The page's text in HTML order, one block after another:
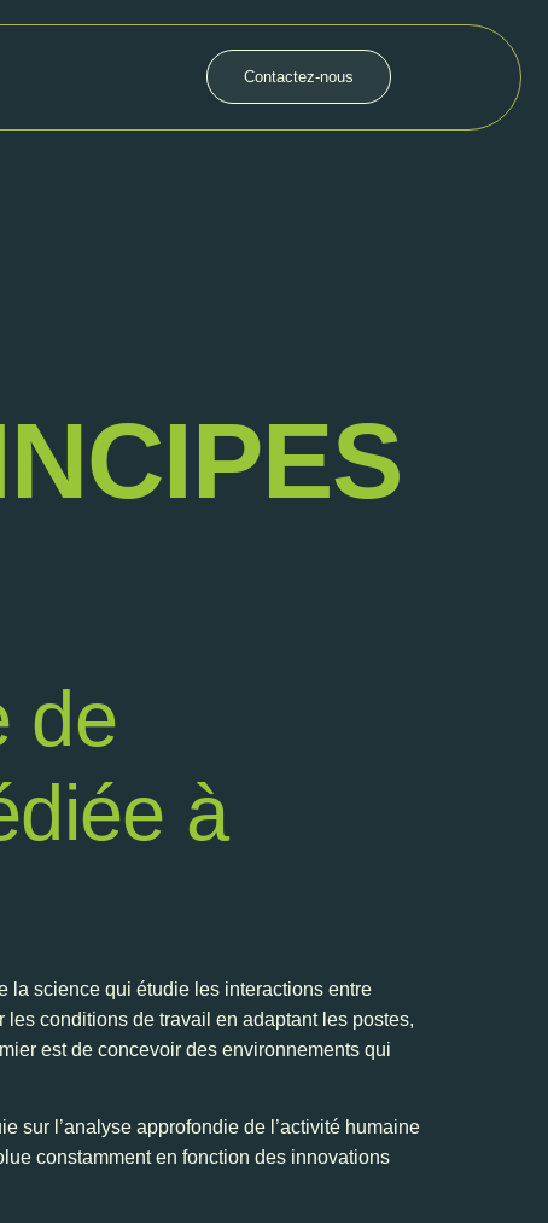
Contactez-nous
de
à
la science qui étudie les interactions entre
conditions de travail en adaptant les postes,
est de concevoir des environnements qui
sur l’analyse approfondie de l’activité humaine
constamment en fonction des innovations